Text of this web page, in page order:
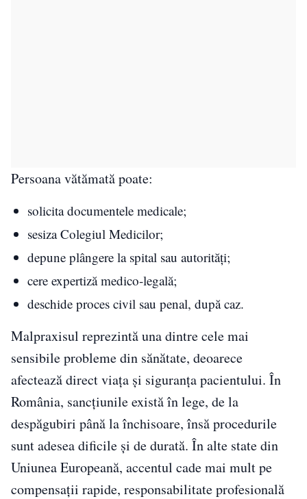
Persoana vătămată poate:
solicita documentele medicale;
sesiza Colegiul Medicilor;
depune plângere la spital sau autorități;
cere expertiză medico-legală;
deschide proces civil sau penal, după caz.
Malpraxisul reprezintă una dintre cele mai
sensibile probleme din sănătate, deoarece
afectează direct viața și siguranța pacientului. În
România, sancțiunile există în lege, de la
despăgubiri până la închisoare, însă procedurile
sunt adesea dificile și de durată. În alte state din
Uniunea Europeană, accentul cade mai mult pe
compensații rapide, responsabilitate profesională